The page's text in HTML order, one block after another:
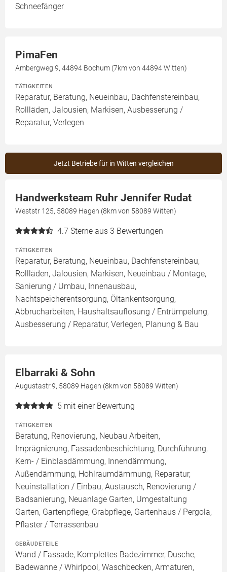
Schneefänger
PimaFen
Ambergweg 9, 44894 Bochum (7km von 44894 Witten)
TÄTIGKEITEN
Reparatur, Beratung, Neueinbau, Dachfenstereinbau,
Rollläden, Jalousien, Markisen, Ausbesserung /
Reparatur, Verlegen
Jetzt Betriebe für in Witten vergleichen
Handwerksteam Ruhr Jennifer Rudat
Weststr 125, 58089 Hagen (8km von 58089 Witten)
4.7 Sterne aus 3 Bewertungen
TÄTIGKEITEN
Reparatur, Beratung, Neueinbau, Dachfenstereinbau,
Rollläden, Jalousien, Markisen, Neueinbau / Montage,
Sanierung / Umbau, Innenausbau,
Nachtspeicherentsorgung, Öltankentsorgung,
Abbrucharbeiten, Haushaltsauflösung / Entrümpelung,
Ausbesserung / Reparatur, Verlegen, Planung & Bau
Elbarraki & Sohn
Augustastr.9, 58089 Hagen (8km von 58089 Witten)
5 mit einer Bewertung
TÄTIGKEITEN
Beratung, Renovierung, Neubau Arbeiten,
Imprägnierung, Fassadenbeschichtung, Durchführung,
Kern- / Einblasdämmung, Innendämmung,
Außendämmung, Hohlraumdämmung, Reparatur,
Neuinstallation / Einbau, Austausch, Renovierung /
Badsanierung, Neuanlage Garten, Umgestaltung
Garten, Gartenpflege, Grabpflege, Gartenhaus / Pergola,
Pflaster / Terrassenbau
GEBÄUDETEILE
Wand / Fassade, Komplettes Badezimmer, Dusche,
Badewanne / Whirlpool, Waschbecken, Armaturen,